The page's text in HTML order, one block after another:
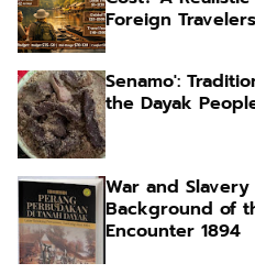
Foreign Travelers
Senamo':
the Dayak
War and
Background of
Encounter 1894